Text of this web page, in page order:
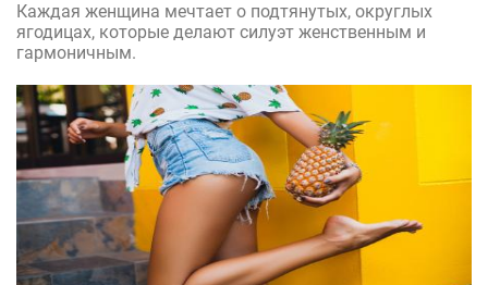
Каждая женщина мечтает о подтянутых, округлых
ягодицах, которые делают силуэт женственным и
гармоничным.